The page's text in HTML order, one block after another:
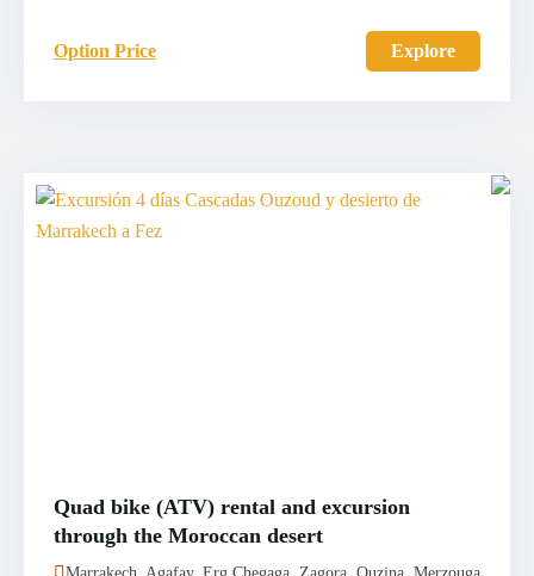
Option Price Explore
Quad bike (ATV) rental and excursion
through the Moroccan desert